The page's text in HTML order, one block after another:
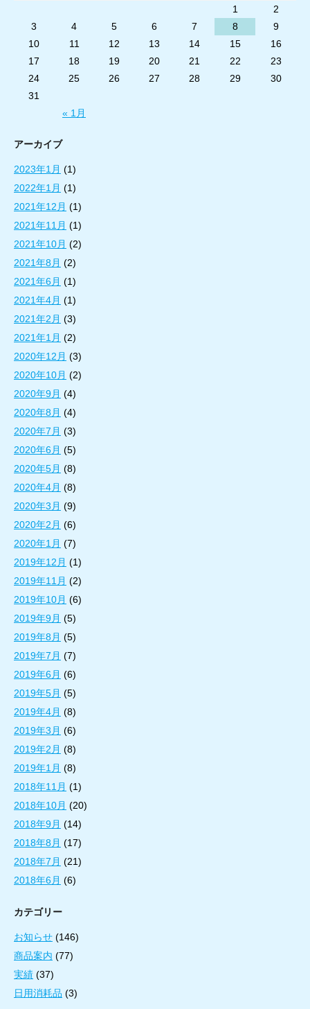
« 1月
1
2
3
4 5 6 7 8
9
10
11 12 13 14 15
16
17
18 19 20 21 22
23
24
25 26 27 28 29
30
31
アーカイブ
2023年1月 (1)
2022年1月 (1)
2021年12月 (1)
2021年11月 (1)
2021年10月 (2)
2021年8月 (2)
2021年6月 (1)
2021年4月 (1)
2021年2月 (3)
2021年1月 (2)
2020年12月 (3)
2020年10月 (2)
2020年9月 (4)
2020年8月 (4)
2020年7月 (3)
2020年6月 (5)
2020年5月 (8)
2020年4月 (8)
2020年3月 (9)
2020年2月 (6)
2020年1月 (7)
2019年12月 (1)
2019年11月 (2)
2019年10月 (6)
2019年9月 (5)
2019年8月 (5)
2019年7月 (7)
2019年6月 (6)
2019年5月 (5)
2019年4月 (8)
2019年3月 (6)
2019年2月 (8)
2019年1月 (8)
2018年11月 (1)
2018年10月 (20)
2018年9月 (14)
2018年8月 (17)
2018年7月 (21)
2018年6月 (6)
カテゴリー
お知らせ (146)
商品案内 (77)
実績 (37)
日用消耗品 (3)